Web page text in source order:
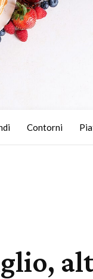
Contorni